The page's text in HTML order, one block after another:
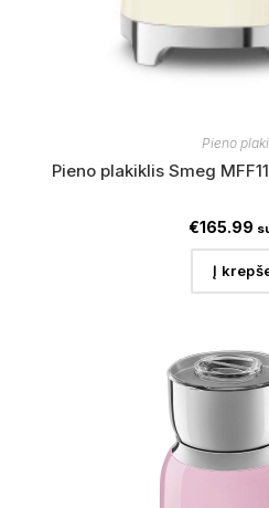
Pieno
Pieno plakiklis Smeg
€165.99
Į